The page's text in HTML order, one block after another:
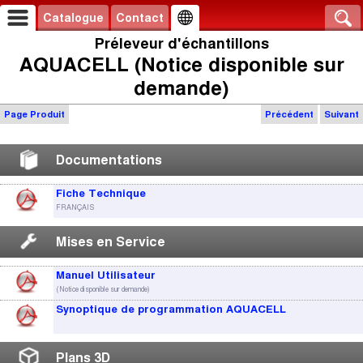
Catalogue Contact
Préleveur d'échantillons
AQUACELL (Notice disponible sur
demande)
Précédent Suivant
Page Produit
Documentations
Fiche Technique
FRANÇAIS
Mises en Service
Manuel Utilisateur
(Notice disponible sur demande)
Synoptique de programmation AQUACELL
Plans 3D